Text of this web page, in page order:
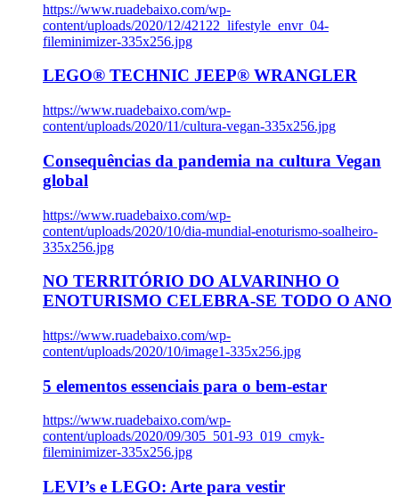
https://www.ruadebaixo.com/wp-
content/uploads/2020/12/42122_lifestyle_envr_04-
fileminimizer-335x256.jpg
LEGO® TECHNIC JEEP® WRANGLER
https://www.ruadebaixo.com/wp-
content/uploads/2020/11/cultura-vegan-335x256.jpg
Consequências da pandemia na cultura Vegan
global
https://www.ruadebaixo.com/wp-
content/uploads/2020/10/dia-mundial-enoturismo-soalheiro-
335x256.jpg
NO TERRITÓRIO DO ALVARINHO O
ENOTURISMO CELEBRA-SE TODO O ANO
https://www.ruadebaixo.com/wp-
content/uploads/2020/10/image1-335x256.jpg
5 elementos essenciais para o bem-estar
https://www.ruadebaixo.com/wp-
content/uploads/2020/09/305_501-93_019_cmyk-
fileminimizer-335x256.jpg
LEVI’s e LEGO: Arte para vestir